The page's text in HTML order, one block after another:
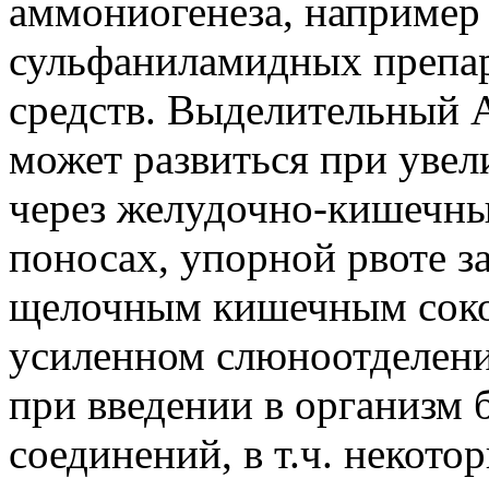
аммониогенеза,
сульфаниламидных
средств. Выделительный
может развиться при
через желудочно-
поносах, упорной рвоте
щелочным кишечным
усиленном
при введении в организм
соединений, в т.ч.